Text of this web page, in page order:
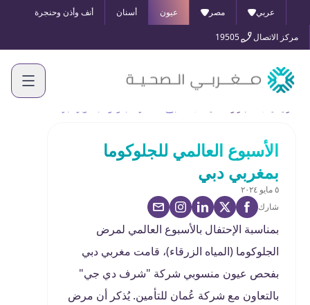
عربي مصر عيون أسنان أنف وأذن وحنجرة
مركز الاتصال 19505
الأسبوع العالمي للجلوكوما
بمغربي دبي
٥ مايو ٢٠٢٤
شارك
بمناسبة الإحتفال بالأسبوع العالمي لمرض
الجلوكوما (المياه الزرقاء)، قامت مغربي دبي
بفحص عيون منسوبي شركة "شرف دي جي"
بالتعاون مع شركة عُمان للتأمين. يُذكر أن مرض